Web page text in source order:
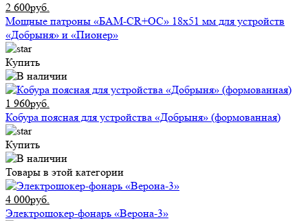
2 600руб.
Мощные патроны «БАМ-CR+ОС» 18х51 мм для устройств
«Добрыня» и «Пионер»
Купить
1 960руб.
Кобура поясная для устройства «Добрыня» (формованная)
Купить
Товары в этой категории
4 000руб.
Электрошокер-фонарь «Верона-3»